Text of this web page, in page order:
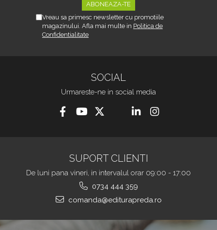
Vreau sa primesc newsletter cu promotiile
magazinului. Afla mai multe in Politica de
Confidentialitate
SOCIAL
Urmareste-ne in social media
SUPORT CLIENTI
De luni pana vineri, in intervalul orar 09:00 - 17:00
0734 444 359
comanda@editurapreda.ro